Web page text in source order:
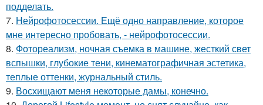
подделать.
7. Нейрофотосессии. Ещё одно направление, которое
мне интересно пробовать, - нейрофотосессии.
8. Фотореализм, ночная съемка в машине, жесткий свет
вспышки, глубокие тени, кинематографичная эстетика,
теплые оттенки, журнальный стиль.
9. Восхищают меня некоторые дамы, конечно.